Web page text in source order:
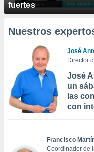
fuertes
Nuestros
José
Director
José
un
las
con
Francisco
Coordinador de